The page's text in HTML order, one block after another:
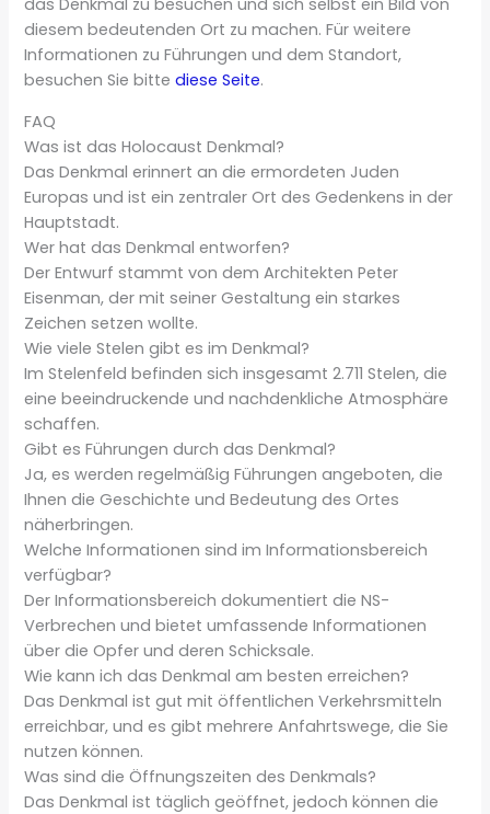
das Denkmal zu besuchen und sich selbst ein Bild von
diesem bedeutenden Ort zu machen. Für weitere
Informationen zu Führungen und dem Standort,
besuchen Sie bittediese Seite.
FAQ
Was ist das Holocaust Denkmal?
Das Denkmal erinnert an die ermordeten Juden
Europas und ist ein zentraler Ort des Gedenkens in der
Hauptstadt.
Wer hat das Denkmal entworfen?
Der Entwurf stammt von dem Architekten Peter
Eisenman, der mit seiner Gestaltung ein starkes
Zeichen setzen wollte.
Wie viele Stelen gibt es im Denkmal?
Im Stelenfeld befinden sich insgesamt 2.711 Stelen, die
eine beeindruckende und nachdenkliche Atmosphäre
schaffen.
Gibt es Führungen durch das Denkmal?
Ja, es werden regelmäßig Führungen angeboten, die
Ihnen die Geschichte und Bedeutung des Ortes
näherbringen.
Welche Informationen sind im Informationsbereich
verfügbar?
Der Informationsbereich dokumentiert die NS-
Verbrechen und bietet umfassende Informationen
über die Opfer und deren Schicksale.
Wie kann ich das Denkmal am besten erreichen?
Das Denkmal ist gut mit öffentlichen Verkehrsmitteln
erreichbar, und es gibt mehrere Anfahrtswege, die Sie
nutzen können.
Was sind die Öffnungszeiten des Denkmals?
Das Denkmal ist täglich geöffnet, jedoch können die